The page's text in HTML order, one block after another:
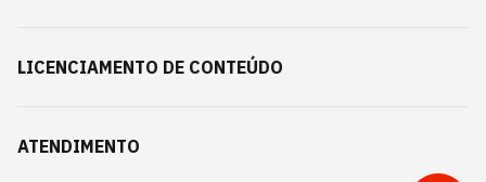
LICENCIAMENTO DE CONTEÚDO
ATENDIMENTO